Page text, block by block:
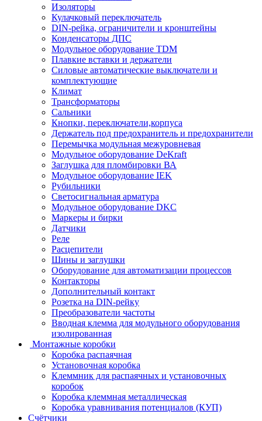
Изоляторы
Кулачковый переключатель
DIN-рейка, ограничители и кронштейны
Конденсаторы ДПС
Модульное оборудование TDM
Плавкие вставки и держатели
Силовые автоматические выключатели и
комплектующие
Климат
Трансформаторы
Сальники
Кнопки, переключатели,корпуса
Держатель под предохранитель и предохранители
Перемычка модульная межуровневая
Модульное оборудование DeKraft
Заглушка для пломбировки ВА
Модульное оборудование IEK
Рубильники
Светосигнальная арматура
Модульное оборудование DKC
Маркеры и бирки
Датчики
Реле
Расцепители
Шины и заглушки
Оборудование для автоматизации процессов
Контакторы
Дополнительный контакт
Розетка на DIN-рейку
Преобразователи частоты
Вводная клемма для модульного оборудования
изолированная
Монтажные коробки
Коробка распаячная
Установочная коробка
Клеммник для распаячных и установочных
коробок
Коробка клеммная металлическая
Коробка уравнивания потенциалов (КУП)
Счётчики